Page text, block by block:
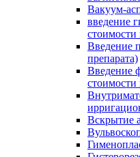
Вакуум-
введение
стоимости
Введение
препарата)
Введение
стоимости
Вскрытие